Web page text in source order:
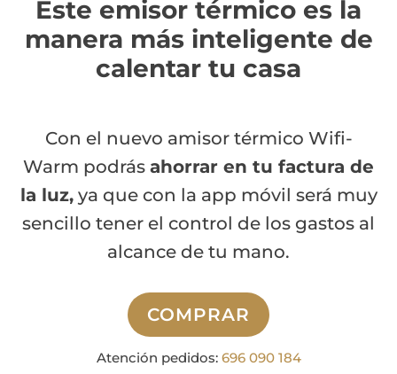
Este emisor térmico es la
manera más inteligente de
calentar tu casa
Con el nuevo amisor térmico Wifi-
Warm podrás ahorrar en tu factura de
la luz,ya que con la app móvil será muy
sencillo tener el control de los gastos al
alcance de tu mano.
COMPRAR
Atención pedidos: 696 090 184